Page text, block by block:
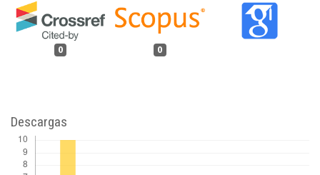
0 0
Descargas